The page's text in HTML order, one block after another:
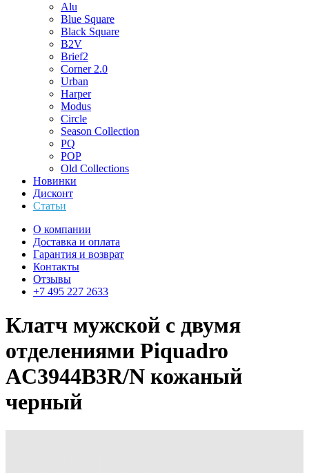
Alu
Blue Square
Black Square
B2V
Brief2
Corner 2.0
Urban
Harper
Modus
Circle
Season Collection
PQ
POP
Old Collections
Новинки
Дисконт
Статьи
О компании
Доставка и оплата
Гарантия и возврат
Контакты
Отзывы
+7 495 227 2633
Клатч мужской с двумя
отделениями Piquadro
AC3944B3R/N кожаный
черный